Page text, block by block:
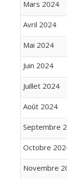
Mars 2024
Avril 2024
Mai 2024
Juin 2024
Juillet 2024
Août 2024
Septembre
Octobre
Novembre